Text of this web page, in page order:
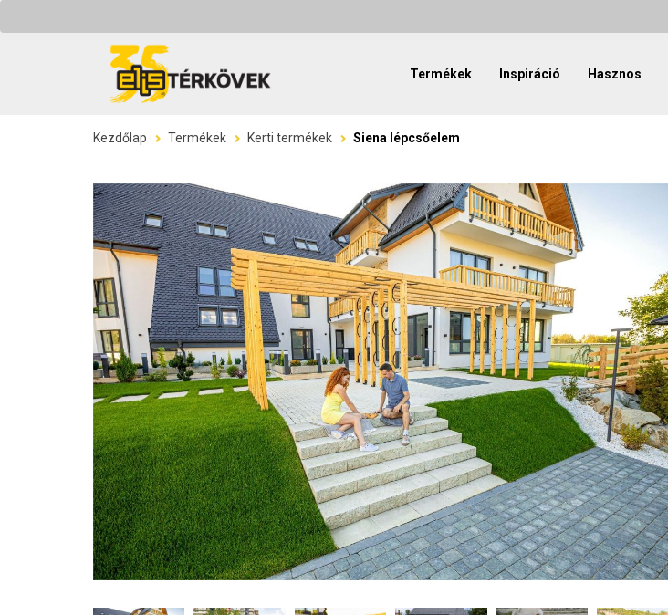
Termékek Inspiráció Hasznos
Kezdőlap Termékek Kerti termékek Siena lépcsőelem